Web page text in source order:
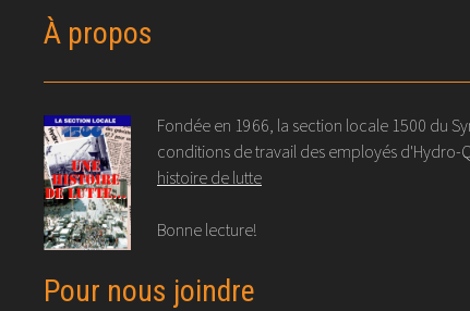
À propos
Fondée en 1966, la section locale 1500 du
conditions de travail des employés d'Hydro-
histoire de lutte
Bonne lecture!
Pour nous joindre